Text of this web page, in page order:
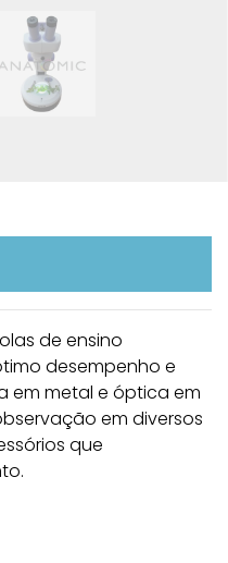
de ensino
desempenho e
em metal e óptica em
em diversos
que